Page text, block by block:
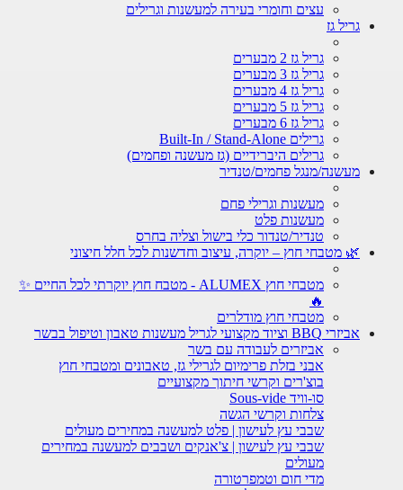
עצים וחומרי בעירה למעשנות וגרילים
גריל גז
גריל גז 2 מבערים
גריל גז 3 מבערים
גריל גז 4 מבערים
גריל גז 5 מבערים
גריל גז 6 מבערים
גרילים Built-In / Stand-Alone
גרילים היברידיים (גז מעשנה ופחמים)
מעשנה/מנגל פחמים/טנדיר
מעשנות וגרילי פחם
מעשנות פלט
טנדיר/טנדור כלי בישול וצליה בחרס
🌿 מטבחי חוץ – יוקרה, עיצוב וחדשנות לכל חלל חיצוני
מטבחי חוץ ALUMEX - מטבח חוץ יוקרתי לכל החיים ✨
מטבחי חוץ מודלרים
אביזרי BBQ וציוד מקצועי לגריל מעשנות טאבון וטיפול בבשר
אביזרים לעבודה עם בשר
אבני בזלת פרימיום לגרילי גז, טאבונים ומטבחי חוץ
בוצ'רים וקרשי חיתוך מקצועיים
סו-וויד Sous-vide
צלחות וקרשי הגשה
שבבי עץ לעישון | פלט למעשנה במחירים מעולים
שבבי עץ לעישון | צ'אנקים ושבבים למעשנה במחירים
מעולים
מדי חום וטמפרטורה